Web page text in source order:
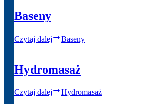
Baseny
Czytaj dalej Baseny
Hydromasaż
Czytaj dalej Hydromasaż